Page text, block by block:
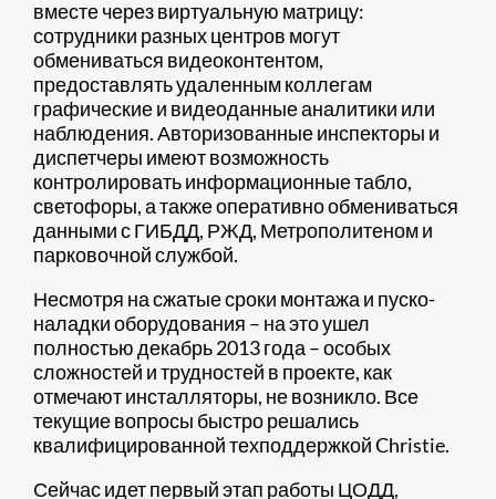
вместе через виртуальную матрицу:
сотрудники разных центров могут
обмениваться видеоконтентом,
предоставлять удаленным коллегам
графические и видеоданные аналитики или
наблюдения. Авторизованные инспекторы и
диспетчеры имеют возможность
контролировать информационные табло,
светофоры, а также оперативно обмениваться
данными с ГИБДД, РЖД, Метрополитеном и
парковочной службой.
Несмотря на сжатые сроки монтажа и пуско-
наладки оборудования – на это ушел
полностью декабрь 2013 года – особых
сложностей и трудностей в проекте, как
отмечают инсталляторы, не возникло. Все
текущие вопросы быстро решались
квалифицированной техподдержкой Christie.
Сейчас идет первый этап работы ЦОДД,